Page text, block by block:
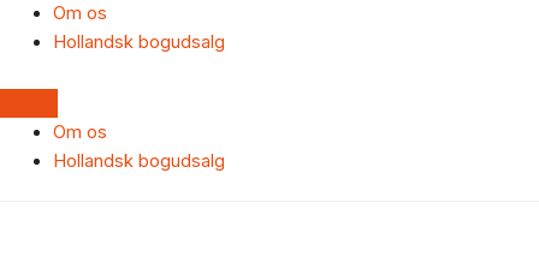
Om os
Hollandsk bogudsalg
Om os
Hollandsk bogudsalg